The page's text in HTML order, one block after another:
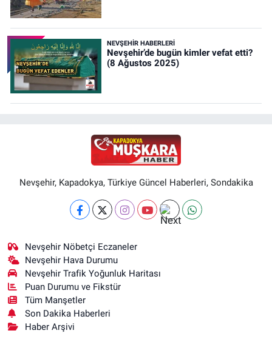
NEVŞEHIR HABERLERI
Nevşehir’de bugün kimler vefat etti?
(8 Ağustos 2025)
Nevşehir, Kapadokya, Türkiye Güncel Haberleri, Sondakika
Nevşehir Nöbetçi Eczaneler
Nevşehir Hava Durumu
Nevşehir Trafik Yoğunluk Haritası
Puan Durumu ve Fikstür
Tüm Manşetler
Son Dakika Haberleri
Haber Arşivi